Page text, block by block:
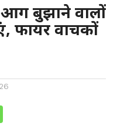
आग बुझाने वालों
फायर वाचकों